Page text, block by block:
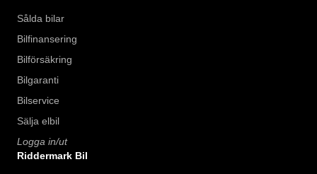
Sålda bilar
Bilfinansering
Bilförsäkring
Bilgaranti
Bilservice
Sälja elbil
Logga in/ut
Riddermark Bil